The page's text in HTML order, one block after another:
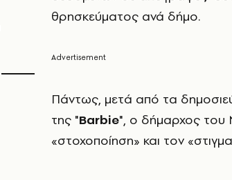
θρησκεύματος ανά δήμο.
Πάντως, μετά από τα
της "Βarbie", o δήμαρχος του
«στοχοποίηση» και τον